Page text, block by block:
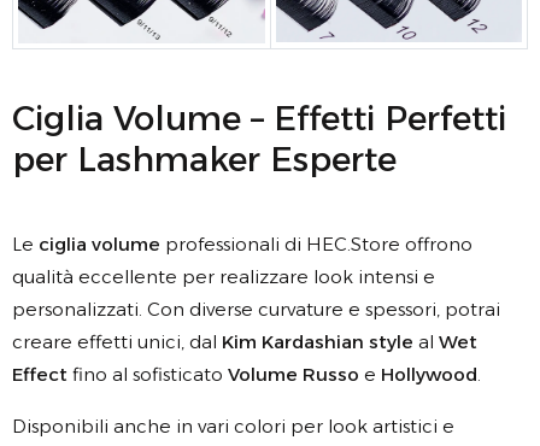
Ciglia Volume – Effetti Perfetti
per Lashmaker Esperte
Le ciglia volume professionali di HEC.Store offrono
qualità eccellente per realizzare look intensi e
personalizzati. Con diverse curvature e spessori, potrai
creare effetti unici, dal Kim Kardashian style al Wet
Effect fino al sofisticato Volume Russo e Hollywood.
Disponibili anche in vari colori per look artistici e